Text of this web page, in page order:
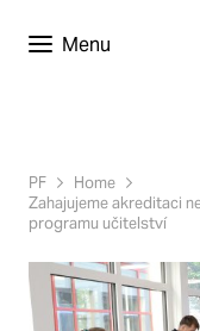
Menu
PF
Home
Zahajujeme akreditaci
programu učitelství